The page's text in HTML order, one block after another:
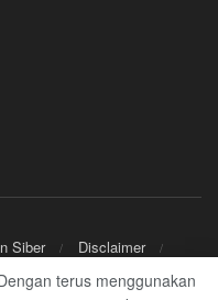
Siber
Disclaimer
terus menggunakan